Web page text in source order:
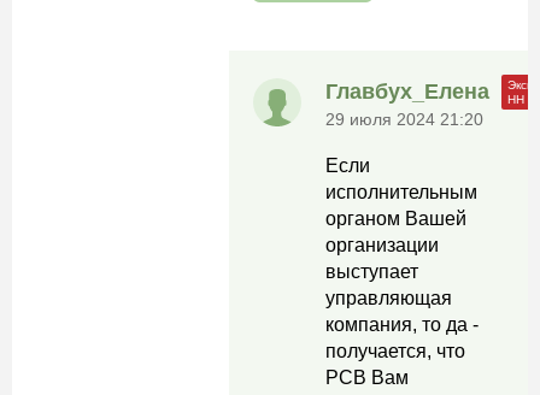
Главбух_Елена
29 июля 2024 21:20
Если
исполнительным
органом Вашей
организации
выступает
управляющая
компания, то да -
получается, что
РСВ Вам